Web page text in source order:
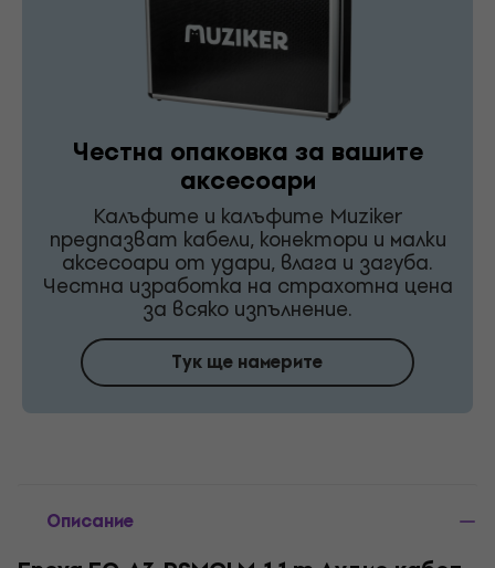
Честна опаковка за вашите
аксесоари
Калъфите и калъфите Muziker
предпазват кабели, конектори и малки
аксесоари от удари, влага и загуба.
Честна изработка на страхотна цена
за всяко изпълнение.
Тук ще намерите
Описание